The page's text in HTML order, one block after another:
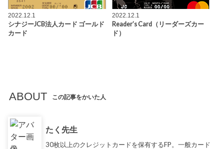
2022.12.1
シナジーJCB法人カード ゴールド
カード
2022.12.1
Reader’s Card（リーダーズカー
ド）
ABOUT この記事をかいた人
たく先生
30枚以上のクレジットカードを保有するFP。一般カード